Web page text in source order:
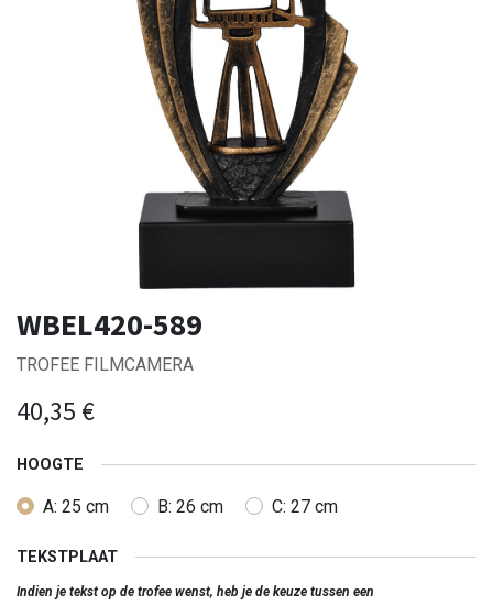
WBEL420-589
TROFEE FILMCAMERA
40,35 €
HOOGTE
A: 25 cm B: 26 cm C: 27 cm
TEKSTPLAAT
Indien je tekst op de trofee wenst, heb je de keuze tussen een